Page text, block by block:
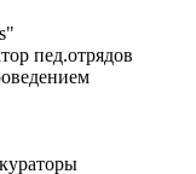
пед.отрядов